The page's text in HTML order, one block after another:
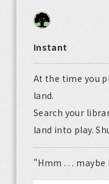
Instant
At the time you
land.
Search your
land into play.
"Hmm . . .